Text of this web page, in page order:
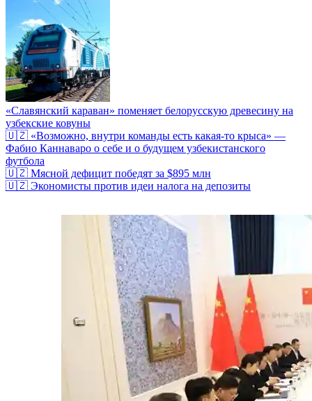
«Славянский караван» поменяет белорусскую древесину на
узбекские ковуны
🇺🇿 «Возможно, внутри команды есть какая-то крыса» —
Фабио Каннаваро о себе и о будущем узбекистанского
футбола
🇺🇿 Мясной дефицит победят за $895 млн
🇺🇿 Экономисты против идеи налога на депозиты